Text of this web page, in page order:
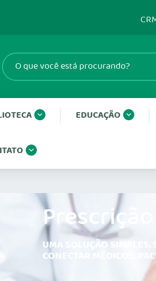
EDUCAÇÃO
UMA SOLUÇÃO SIMPLES,
CONECTAR MÉDICOS,